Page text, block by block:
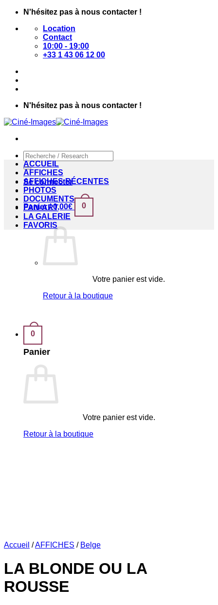
Passer
contenu
N'hésitez pas à nous contacter !
Location
Contact
10:00 - 19:00
+33 1 43 06 12 00
N'hésitez pas à nous contacter !
Recherche
pour :
Se connecter
Panier /0,00€ 0
Votre panier est vide.
Retour à la boutique
0
Panier
Votre panier est vide.
Retour à la boutique
ACCUEIL
AFFICHES
AFFICHES RÉCENTES
PHOTOS
DOCUMENTS
FAN-ART
LA GALERIE
FAVORIS
Accueil /AFFICHES / Belge
LA BLONDE OU LA
ROUSSE